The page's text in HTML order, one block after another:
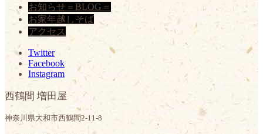
お知らせ＝BLOG＝
お家年越しそば
アクセス
Twitter
Facebook
Instagram
西鶴間 増田屋
神奈川県大和市西鶴間2-11-8